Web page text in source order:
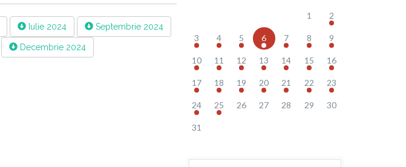
Iulie 2024 Septembrie 2024
Decembrie 2024
1 2
3 4 5 6 7 8 9
10 11 12 13 14 15 16
17 18 19 20 21 22 23
24 25 26 27 28 29 30
31